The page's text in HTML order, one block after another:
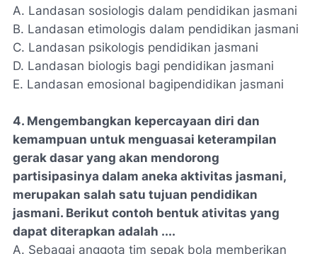
A. Landasan sosiologis dalam pendidikan jasmani
B. Landasan etimologis dalam pendidikan jasmani
C. Landasan psikologis pendidikan jasmani
D. Landasan biologis bagi pendidikan jasmani
E. Landasan emosional bagipendidikan jasmani
4. Mengembangkan kepercayaan diri dan
kemampuan untuk menguasai keterampilan
gerak dasar yang akan mendorong
partisipasinya dalam aneka aktivitas jasmani,
merupakan salah satu tujuan pendidikan
jasmani. Berikut contoh bentuk ativitas yang
dapat diterapkan adalah ....
A. Sebagai anggota tim sepak bola memberikan